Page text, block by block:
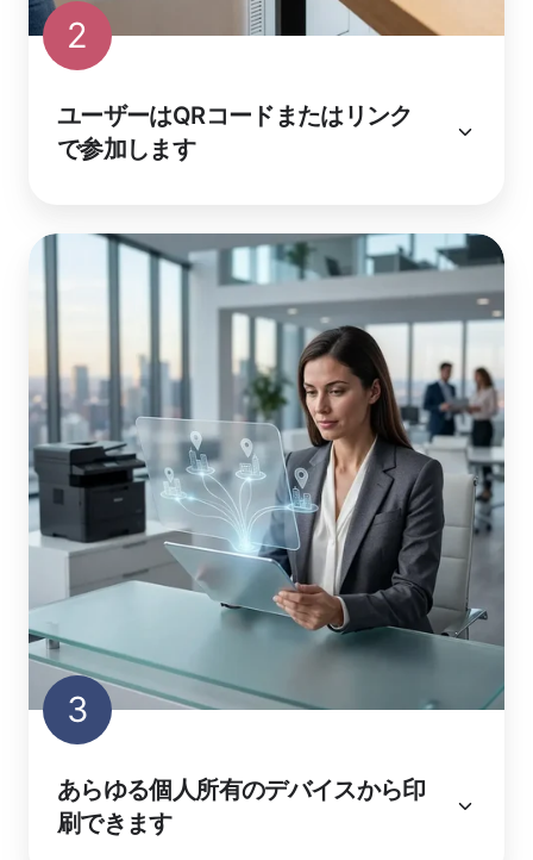
2
ユーザーはQRコードまたはリンク
で参加します
3
あらゆる個人所有のデバイスから印
刷できます